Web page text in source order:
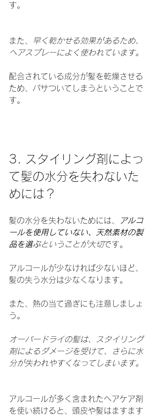
す。
また、 早く乾かせる効果があるため、
ヘアスプレーによく使われています。
配合されている成分が髪を乾燥させる
ため、パサついてしまうということで
す。
3. スタイリング剤によっ
て髪の水分を失わないた
めには？
髪の水分を失わないためには、
アルコ
ールを使用していない、天然素材の製
品を選ぶということが大切です。
アルコールが少なければ少ないほど、
髪の失う水分は少なくなります。
また、熱の当て過ぎにも注意しましょ
う。
オーバードライの髪は、スタイリング
剤によるダメージを受けて、さらに水
分が失われやすくなってしまいます。
アルコールが多く含まれたヘアケア剤
を使い続けると、頭皮や髪はますます